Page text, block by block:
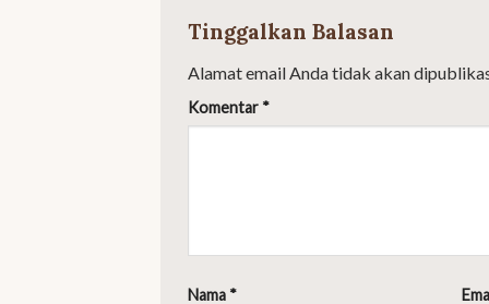
Tinggalkan Balasan
Alamat email Anda tidak akan
Komentar *
Nama *